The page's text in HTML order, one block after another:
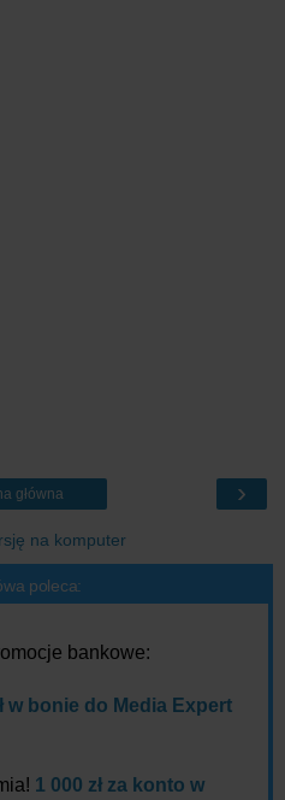
›
główna
na komputer
poleca:
bankowe:
w bonie do Media Expert
1 000 zł za konto w